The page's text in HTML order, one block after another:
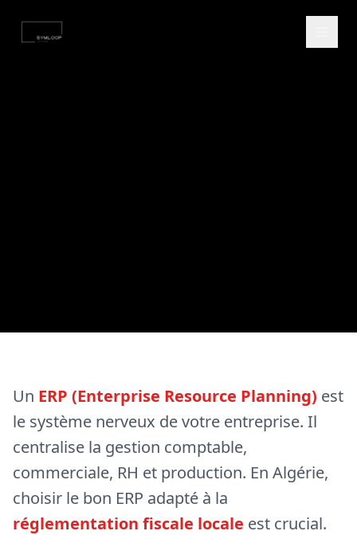
Un ERP (Enterprise Resource Planning) est
le système nerveux de votre entreprise. Il
centralise la gestion comptable,
commerciale, RH et production. En Algérie,
choisir le bon ERP adapté à la
réglementation fiscale locale est crucial.